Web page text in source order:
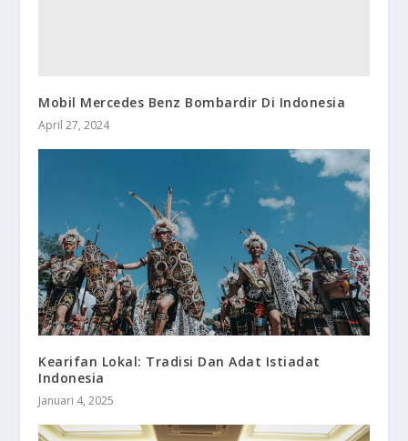
Mobil Mercedes Benz Bombardir Di Indonesia
April 27, 2024
Kearifan Lokal: Tradisi Dan Adat Istiadat
Indonesia
Januari 4, 2025